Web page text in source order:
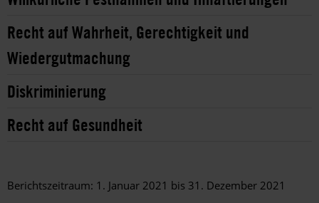
Recht auf Wahrheit, Gerechtigkeit und
Wiedergutmachung
Diskriminierung
Recht auf Gesundheit
Berichtszeitraum: 1. Januar 2021 bis 31. Dezember 2021